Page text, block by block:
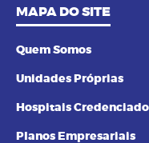
Entenda o por que a pressão
alta
24/11/2023
Alimentos termogênicos:
MAPA DO SITE
Quem Somos
Unidades Próprias
Hospitais
Planos Empresariais